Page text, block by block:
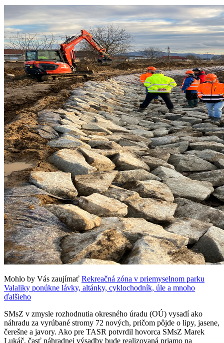
Mohlo by Vás zaujímať Rekreačná zóna v priemyselnom parku
Valaliky ponúkne lávky, altánky, cyklochodník, úle a mnoho
ďalšieho
SMsZ v zmysle rozhodnutia okresného úradu (OÚ) vysadí ako
náhradu za vyrúbané stromy 72 nových, pričom pôjde o lipy, jasene,
čerešne a javory. Ako pre TASR potvrdil hovorca SMsZ Marek
Lukáč, časť náhradnej výsadby bude realizovaná priamo na